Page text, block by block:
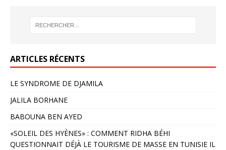
ARTICLES RÉCENTS
LE SYNDROME DE DJAMILA
JALILA BORHANE
BABOUNA BEN AYED
«SOLEIL DES HYÈNES» : COMMENT RIDHA BÉHI
QUESTIONNAIT DÉJÀ LE TOURISME DE MASSE EN TUNISIE IL